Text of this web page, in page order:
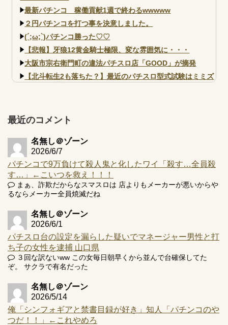
最新パチンコ 稼働貢献1週で終わるwwwww
２円パチンコを打つ事を決意しました。
(´;ω;`)パチンコ勝った♡♡
【悲報】牙狼12黄金騎士極限、変な雰囲気に・・・
大阪市宗右衛門町の違法パチスロ店「GOOD」が摘発
【北斗転生2も落ちた？】最近のパチスロ型式試験はミミズ
アズールレーン スロット評価はコイン持ちの悪い疑似ボ天
Powered by livedoor 相互RSS
最近のコメント
名無し＠ゾーン
2026/6/7
パチンコで9万負けて殺人鬼と化したワイ「殺す…全員殺
す…」←こいつを救え！！！
まぁ、詐欺だからなスマスロは 店よりもメーカーが悪いからや
るならメーカー全員焼滅だね
名無し＠ゾーン
2026/6/1
パチスロ台の設定を漏らした疑いでマネージャー男性と打
ち子の女性を逮捕 山口県
３回な訳ないww この女毎日朝早くから並んで台確保してた
ぞ。 サクラで有名だった
名無し＠ゾーン
2026/5/14
俺「シンフォギアと禁書目録が好き」知人「パチンコのや
つだ！！」←これやめろ